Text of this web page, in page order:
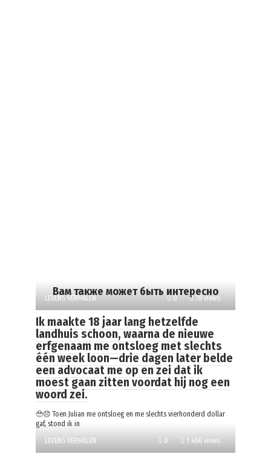
Вам также может быть интересно
LEVENS VERHALEN 0 78 views
Ik maakte 18 jaar lang hetzelfde
landhuis schoon, waarna de nieuwe
erfgenaam me ontsloeg met slechts
één week loon—drie dagen later belde
een advocaat me op en zei dat ik
moest gaan zitten voordat hij nog een
woord zei.
🥹😞 Toen Julian me ontsloeg en me slechts vierhonderd dollar
gaf, stond ik in
LEVENS VERHALEN
0 1 466 views